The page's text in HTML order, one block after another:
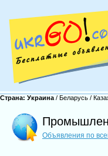
Страна: Украина / Беларусь /
Объявления по